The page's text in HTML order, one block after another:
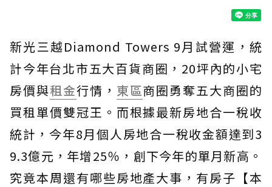
新光三越Diamond Towers 9月試營運，統
計今年台北市五大百貨商圈，20坪內的小宅
房價與租金行情， 東區商圈勇奪五大商圈的
買租單價雙冠王。而根據最新房地合一稅收
統計，今年8月個人房地合一稅收金額達到3
9.3億元，年增25％，創下今年的單月新高。
究竟本周還有哪些房地產大事，有房子【本